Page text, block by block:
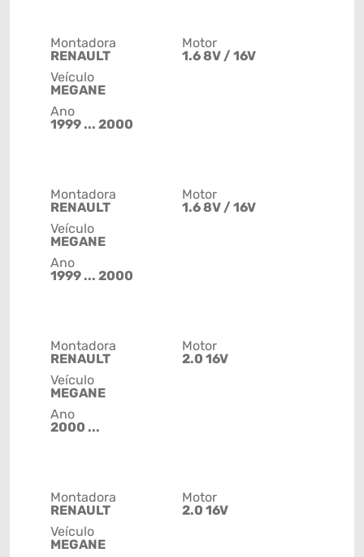
Montadora
RENAULT
Veículo
MEGANE
Ano
1999 ... 2000
Motor
1.6 8V / 16V
Montadora
RENAULT
Veículo
MEGANE
Ano
1999 ... 2000
Motor
1.6 8V / 16V
Montadora
RENAULT
Veículo
MEGANE
Ano
2000 ...
Motor
2.0 16V
Montadora
RENAULT
Veículo
MEGANE
Motor
2.0 16V